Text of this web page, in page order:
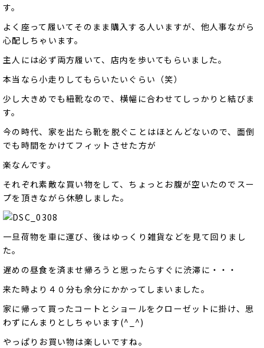
す。
よく座って履いてそのまま購入する人いますが、他人事ながら
心配しちゃいます。
主人には必ず両方履いて、店内を歩いてもらいました。
本当なら小走りしてもらいたいぐらい（笑）
少し大きめでも紐靴なので、横幅に合わせてしっかりと結びま
す。
今の時代、家を出たら靴を脱ぐことはほとんどないので、面倒
でも時間をかけてフィットさせた方が
楽なんです。
それぞれ素敵な買い物をして、ちょっとお腹が空いたのでスー
プを頂きながら休憩しました。
一旦荷物を車に運び、後はゆっくり雑貨などを見て回りまし
た。
遅めの昼食を済ませ帰ろうと思ったらすぐに渋滞に・・・
来た時より４０分も余分にかかってしまいました。
家に帰って買ったコートとショールをクローゼットに掛け、思
わずにんまりとしちゃいます(^_^)
やっぱりお買い物は楽しいですね。